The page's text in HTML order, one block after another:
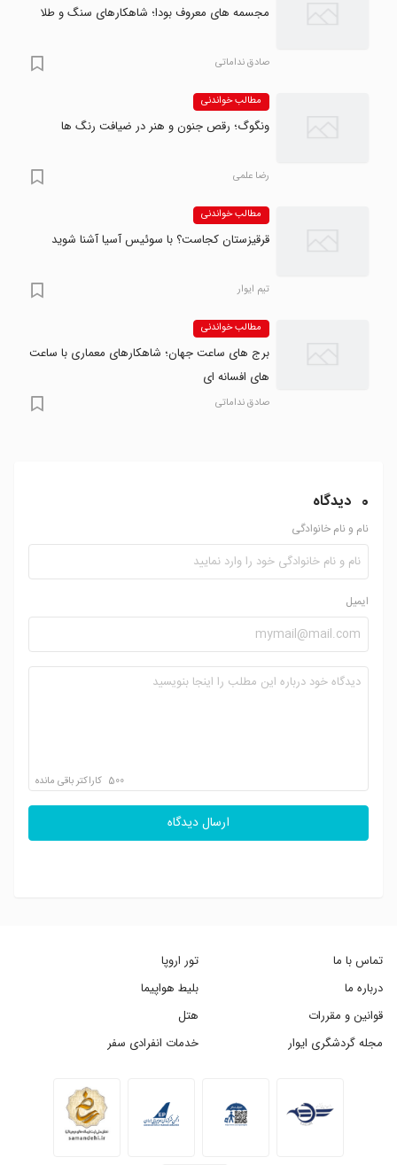
مجسمه های معروف بودا؛ شاهکارهای سنگ و طلا
صادق نداماتی
مطالب خواندنی
ونگوگ؛ رقص جنون و هنر در ضیافت رنگ ها
رضا علمی
مطالب خواندنی
قرقیزستان کجاست؟ با سوئیس آسیا آشنا شوید
تیم ایوار
مطالب خواندنی
برج های ساعت جهان؛ شاهکارهای معماری با ساعت
های افسانه ای
صادق نداماتی
0 دیدگاه
نام و نام خانوادگی
ایمیل
500 کاراکتر باقی مانده
ارسال دیدگاه
تماس با ما
درباره ما
قوانین و مقررات
مجله گردشگری ایوار
تور اروپا
بلیط هواپیما
هتل
خدمات انفرادی سفر